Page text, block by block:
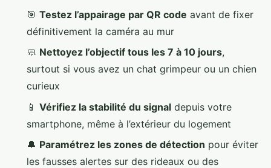
🎯 Testez l’appairage par QR code avant de fixer
définitivement la caméra au mur
🧼 Nettoyez l’objectif tous les 7 à 10 jours,
surtout si vous avez un chat grimpeur ou un chien
curieux
📱 Vérifiez la stabilité du signal depuis votre
smartphone, même à l’extérieur du logement
🔔 Paramétrez les zones de détection pour éviter
les fausses alertes sur des rideaux ou des